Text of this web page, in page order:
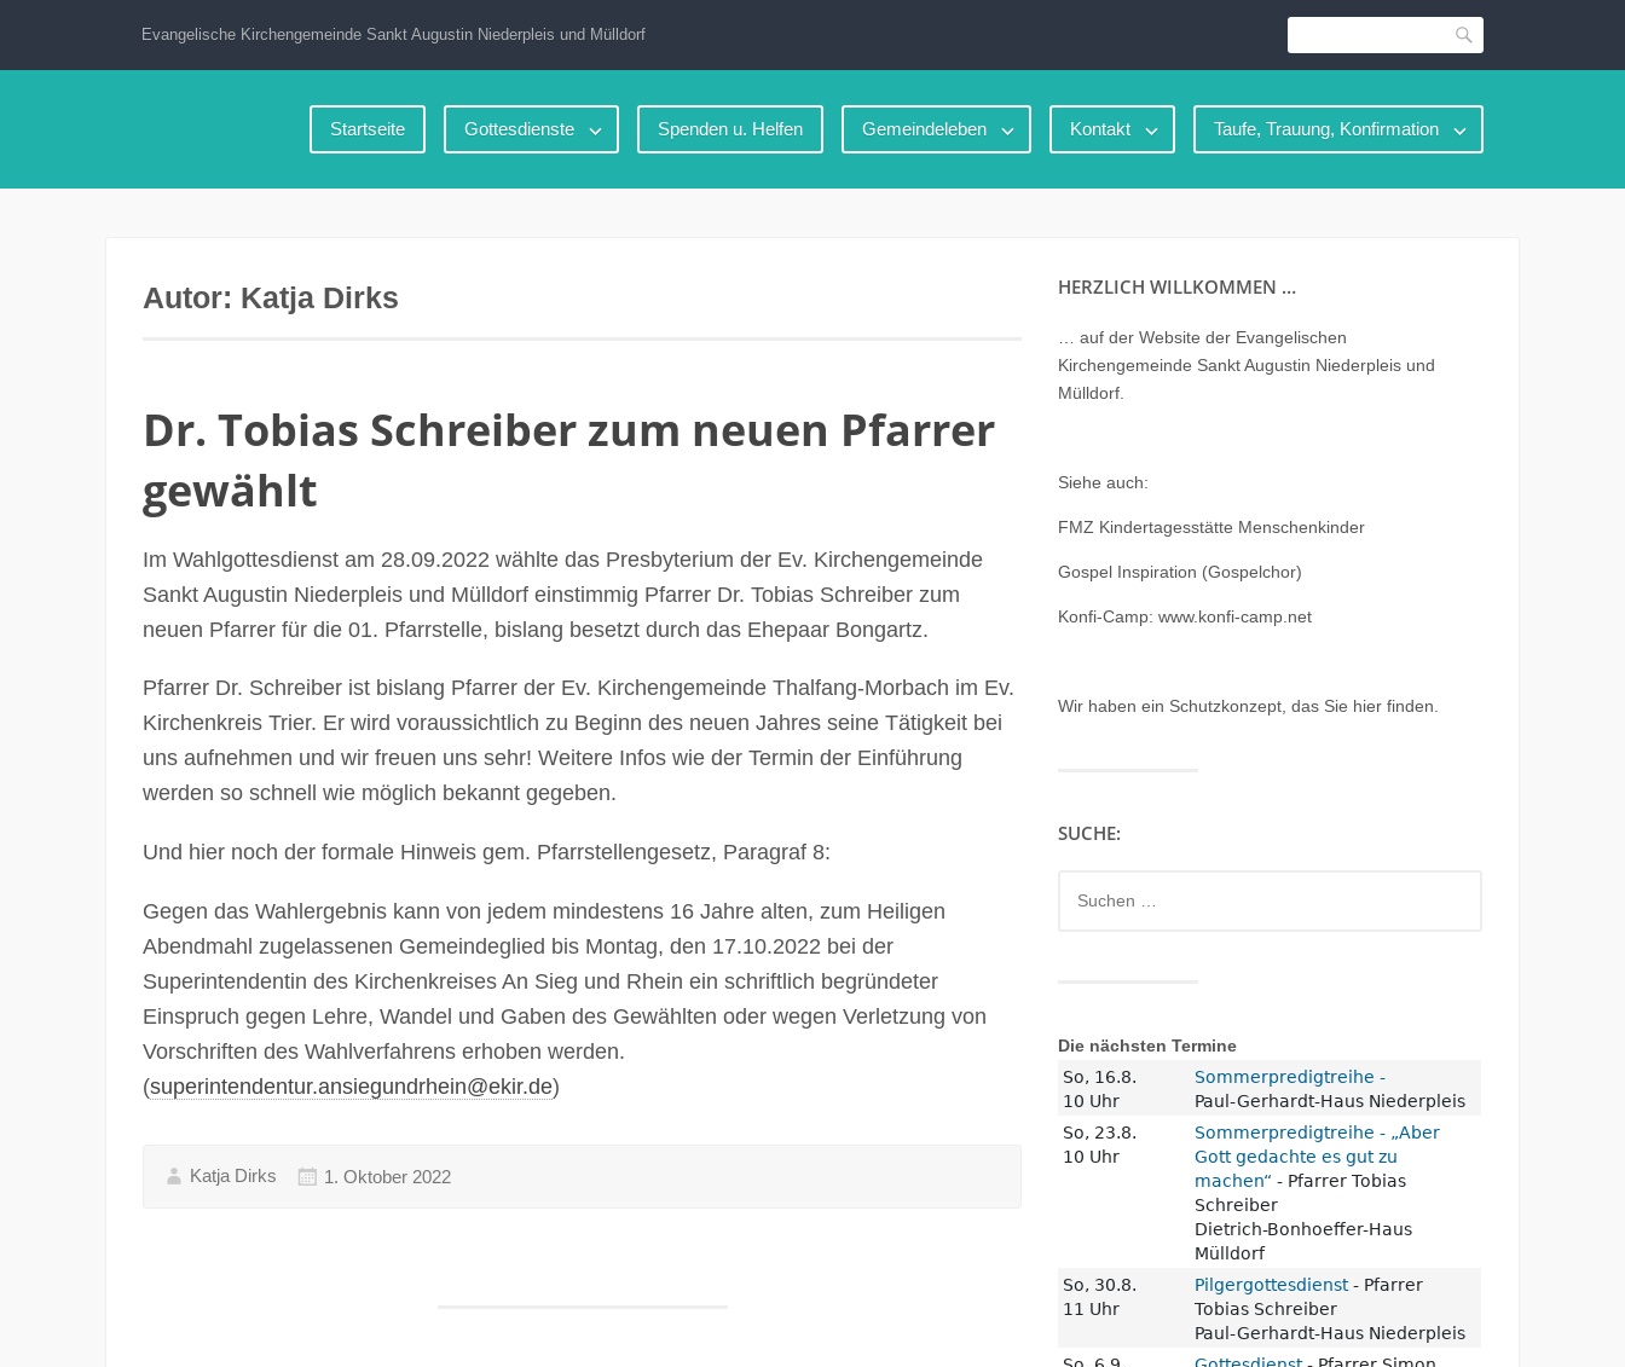
springen
Evangelische Kirchengemeinde Sankt Augustin Niederpleis und Mülldorf Suche
Startseite Gottesdienste Spenden u. Helfen Gemeindeleben Kontakt Taufe, Trauung, Konfirmation
Autor: Katja Dirks
Dr. Tobias Schreiber zum neuen Pfarrer
gewählt
Im Wahlgottesdienst am 28.09.2022 wählte das Presbyterium der Ev. Kirchengemeinde
Sankt Augustin Niederpleis und Mülldorf einstimmig Pfarrer Dr. Tobias Schreiber zum
neuen Pfarrer für die 01. Pfarrstelle, bislang besetzt durch das Ehepaar Bongartz.
Pfarrer Dr. Schreiber ist bislang Pfarrer der Ev. Kirchengemeinde Thalfang-Morbach im Ev.
Kirchenkreis Trier. Er wird voraussichtlich zu Beginn des neuen Jahres seine Tätigkeit bei
uns aufnehmen und wir freuen uns sehr! Weitere Infos wie der Termin der Einführung
werden so schnell wie möglich bekannt gegeben.
Und hier noch der formale Hinweis gem. Pfarrstellengesetz, Paragraf 8:
Gegen das Wahlergebnis kann von jedem mindestens 16 Jahre alten, zum Heiligen
Abendmahl zugelassenen Gemeindeglied bis Montag, den 17.10.2022 bei der
Superintendentin des Kirchenkreises An Sieg und Rhein ein schriftlich begründeter
Einspruch gegen Lehre, Wandel und Gaben des Gewählten oder wegen Verletzung von
Vorschriften des Wahlverfahrens erhoben werden.
(superintendentur.ansiegundrhein@ekir.de)
Katja Dirks 1. Oktober 2022
HERZLICH WILLKOMMEN …
… auf der Website der Evangelischen
Kirchengemeinde Sankt Augustin Niederpleis und
Mülldorf.
Siehe auch:
FMZ Kindertagesstätte Menschenkinder
Gospel Inspiration (Gospelchor)
Konfi-Camp: www.konfi-camp.net
Wir haben ein Schutzkonzept, das Sie hier finden.
SUCHE:
nach:
Die nächsten Termine